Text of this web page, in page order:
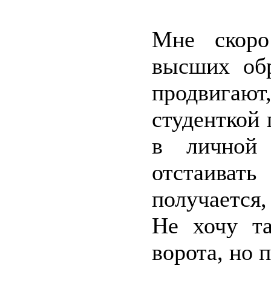
Мне
высших
в
Не хочу
ворота, но